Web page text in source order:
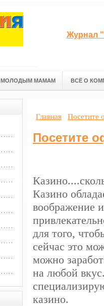
Журнал
МОЛОДЫМ МАМАМ ВСЁ О
Главная Посетите
Посетите
Казино
воображение
для того,
сейчас это
можно
на любой
казино.